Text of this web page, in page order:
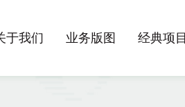
于我们 业务版图 经典项目